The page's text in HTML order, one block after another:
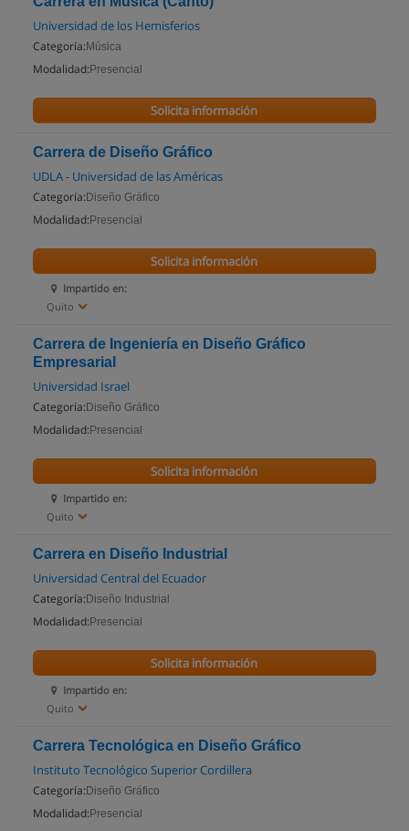
Universidad de los Hemisferios
Categoría: Música
Modalidad: Presencial
Solicita información
Carrera de Diseño Gráfico
UDLA - Universidad de las Américas
Categoría: Diseño Gráfico
Modalidad: Presencial
Impartido en:
Quito
Solicita información
Carrera de Ingeniería en Diseño Gráfico
Empresarial
Universidad Israel
Categoría: Diseño Gráfico
Modalidad: Presencial
Impartido en:
Quito
Solicita información
Carrera en Diseño Industrial
Universidad Central del Ecuador
Categoría: Diseño Industrial
Modalidad: Presencial
Impartido en:
Quito
Solicita información
Carrera Tecnológica en Diseño Gráfico
Instituto Tecnológico Superior Cordillera
Categoría: Diseño Gráfico
Modalidad: Presencial